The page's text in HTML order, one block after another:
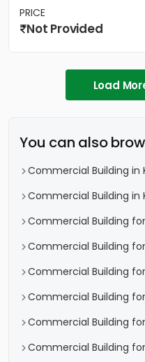
PRICE
Not Provided
Load
You can also
Commercial Building in
Commercial Building in
Commercial Building
Commercial Building
Commercial Building
Commercial Building
Commercial Building
Commercial Building